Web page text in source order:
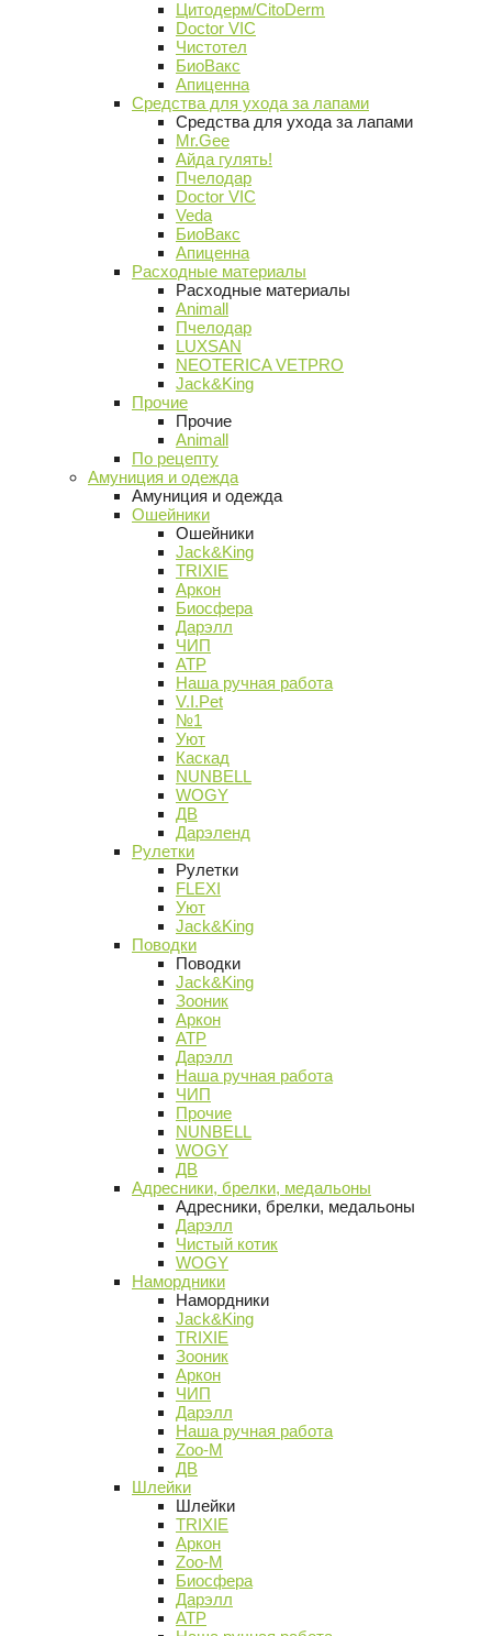
Цитодерм/CitoDerm
Doctor VIC
Чистотел
БиоВакс
Апиценна
Средства для ухода за лапами
Средства для ухода за лапами
Mr.Gee
Айда гулять!
Пчелодар
Doctor VIC
Veda
БиоВакс
Апиценна
Расходные материалы
Расходные материалы
Animall
Пчелодар
LUXSAN
NEOTERICA VETPRO
Jack&King
Прочие
Прочие
Animall
По рецепту
Амуниция и одежда
Амуниция и одежда
Ошейники
Ошейники
Jack&King
TRIXIE
Аркон
Биосфера
Дарэлл
ЧИП
АТР
Наша ручная работа
V.I.Pet
№1
Уют
Каскад
NUNBELL
WOGY
ДВ
Дарэленд
Рулетки
Рулетки
FLEXI
Уют
Jack&King
Поводки
Поводки
Jack&King
Зооник
Аркон
АТР
Дарэлл
Наша ручная работа
ЧИП
Прочие
NUNBELL
WOGY
ДВ
Адресники, брелки, медальоны
Адресники, брелки, медальоны
Дарэлл
Чистый котик
WOGY
Намордники
Намордники
Jack&King
TRIXIE
Зооник
Аркон
ЧИП
Дарэлл
Наша ручная работа
Zoo-M
ДВ
Шлейки
Шлейки
TRIXIE
Аркон
Zoo-M
Биосфера
Дарэлл
АТР